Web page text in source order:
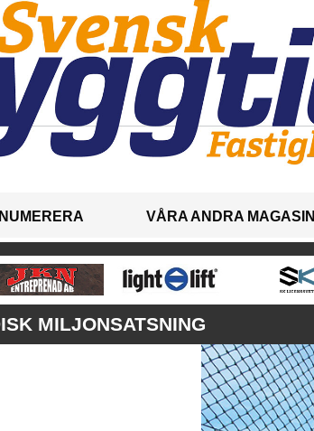
VÅRA ANDRA MAGASIN
MILJONSATSNING